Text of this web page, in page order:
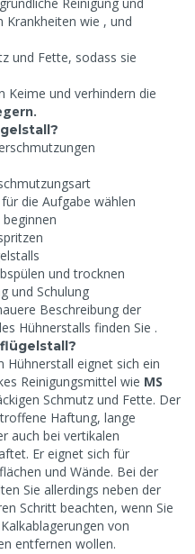
Krankheiten wie , und
und Fette, sodass sie
Keime und verhindern die
die Aufgabe wählen
und trocknen
und Schulung
Beschreibung der
Hühnerstalls finden Sie .
Hühnerstall eignet sich ein
Reinigungsmittel wie MS
Schmutz und Fette. Der
Haftung, lange
auch bei vertikalen
Er eignet sich für
und Wände. Bei der
Sie allerdings neben der
Schritt beachten, wenn Sie
von
entfernen wollen.